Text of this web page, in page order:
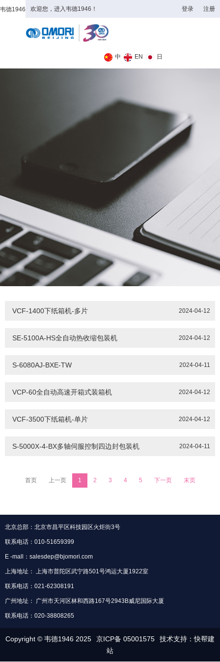
韦德1946 欢迎您，进入韦德1946！ 登录 注册
中 EN 日
VCF-1400下纸箱机-多片 2024-04-12
SE-5100A-HS全自动热收缩包装机 2024-04-12
S-6080AJ-BXE-TW 2024-04-11
VCP-60全自动高速开箱式装箱机 2024-04-12
VCF-3500下纸箱机-单片 2024-04-12
S-5000X-4-BX多轴伺服控制四边封包装机 2024-04-11
首页 上一页 1 2 3 4 5 下一页 末页
北京总部：北京市昌平区科技园区火炬街3号
联系电话：010-51659399
E -mall：salesdep@bjomori.com
上海地址： 上海市普陀区武宁路501号鸿运大厦1922室
联系电话：021-62308191
广州地址： 广州市天河区林和西路167号2943B威尼国际大厦
联系电话：020-38808265
Copyright © 韦德1946 2025 京ICP备 05001575
技术支持：快帮建
站